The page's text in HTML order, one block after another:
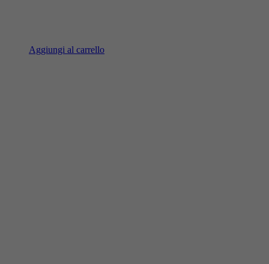
Aggiungi al carrello